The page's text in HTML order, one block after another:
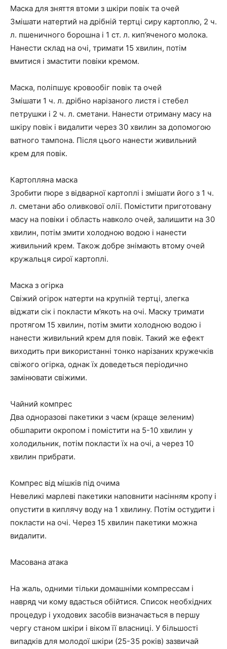
Маска для зняття втоми з шкіри повік та очей
Змішати натертий на дрібній тертці сиру картоплю, 2 ч.
л. пшеничного борошна і 1 ст. л. кип’яченого молока.
Нанести склад на очі, тримати 15 хвилин, потім
вмитися і змастити повіки кремом.
Маска, поліпшує кровообіг повік та очей
Змішати 1 ч. л. дрібно нарізаного листя і стебел
петрушки і 2 ч. л. сметани. Нанести отриману масу на
шкіру повік і видалити через 30 хвилин за допомогою
ватного тампона. Після цього нанести живильний
крем для повік.
Картопляна маска
Зробити пюре з відварної картоплі і змішати його з 1 ч.
л. сметани або оливкової олії. Помістити приготовану
масу на повіки і область навколо очей, залишити на 30
хвилин, потім змити холодною водою і нанести
живильний крем. Також добре знімають втому очей
кружальця сирої картоплі.
Маска з огірка
Свіжий огірок натерти на крупній тертці, злегка
віджати сік і покласти м’якоть на очі. Маску тримати
протягом 15 хвилин, потім змити холодною водою і
нанести живильний крем для повік. Такий же ефект
виходить при використанні тонко нарізаних кружечків
свіжого огірка, однак їх доведеться періодично
замінювати свіжими.
Чайний компрес
Два одноразові пакетики з чаєм (краще зеленим)
обшпарити окропом і помістити на 5-10 хвилин у
холодильник, потім покласти їх на очі, а через 10
хвилин прибрати.
Компрес від мішків під очима
Невеликі марлеві пакетики наповнити насінням кропу і
опустити в киплячу воду на 1 хвилину. Потім остудити і
покласти на очі. Через 15 хвилин пакетики можна
видалити.
Масована атака
На жаль, одними тільки домашніми компрессам і
навряд чи кому вдасться обійтися. Список необхідних
процедур і уходових засобів визначається в першу
чергу станом шкіри і віком її власниці. У більшості
випадків для молодої шкіри (25-35 років) зазвичай